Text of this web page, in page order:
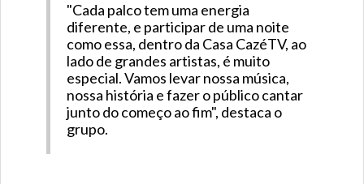
"Cada palco tem uma energia
diferente, e participar de uma noite
como essa, dentro da Casa CazéTV, ao
lado de grandes artistas, é muito
especial. Vamos levar nossa música,
nossa história e fazer o público cantar
junto do começo ao fim", destaca o
grupo.